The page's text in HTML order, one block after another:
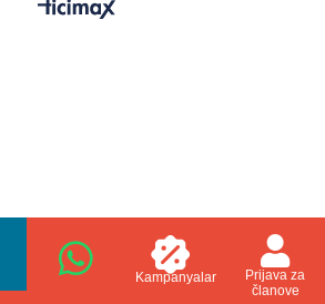
Kampanyalar
Prijava za
članove